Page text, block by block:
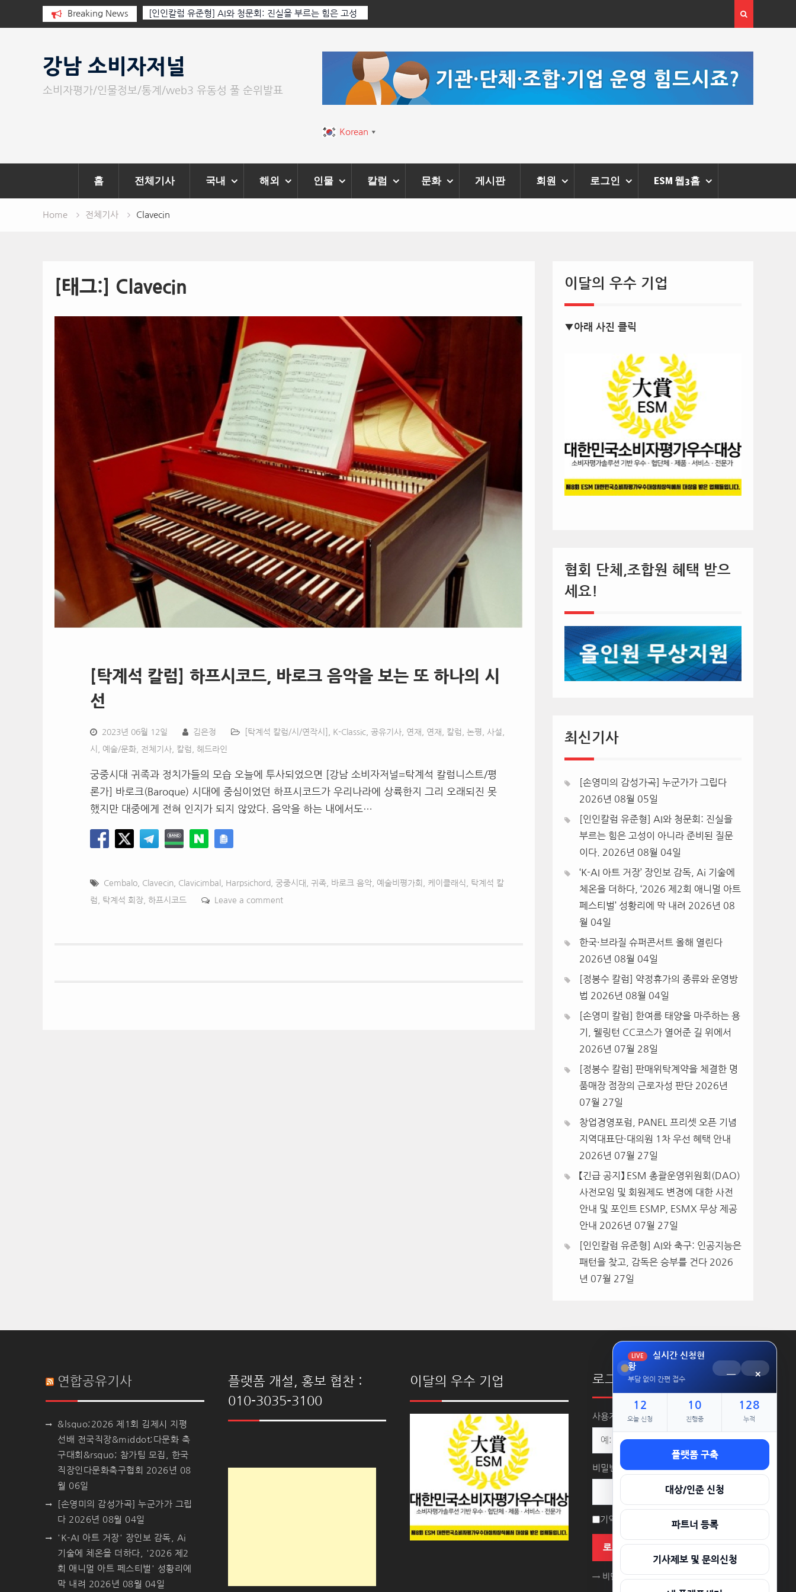
Breaking News
군가가 그립다
[인인칼럼 유준형] AI와 청문회: 진실을 부르는 힘은 고성
이 아니라 준비된 질문이다.
‘2026 제2회 애니멀 아트 페스티벌’ 성황리에 막 내려
강남 소비자저널
소비자평가/인물정보/통계/web3 유동성 풀 순위발표
Korean ▼
홈 전체기사 국내 해외 인물 칼럼 문화 게시판 회원 로그인 ESM 웹3홈
Home 전체기사 Clavecin
[태그:] Clavecin
[탁계석 칼럼] 하프시코드, 바로크 음악을 보는 또 하나의 시
선
2023년 06월 12일 김은정 [탁계석 칼럼/시/연작시] K-Classic 공유기사 연재 연재, 칼럼, 논평, 사설,
시 예술/문화 전체기사 칼럼 헤드라인
궁중시대 귀족과 정치가들의 모습 오늘에 투사되었으면 [강남 소비자저널=탁계석 칼럼니스트/평
론가] 바로크(Baroque) 시대에 중심이었던 하프시코드가 우리나라에 상륙한지 그리 오래되진 못
했지만 대중에게 전혀 인지가 되지 않았다. 음악을 하는 내에서도…
Cembalo Clavecin Clavicimbal Harpsichord 궁중시대 귀족 바로크 음악 예술비평가회 케이클래식 탁계석 칼
럼 탁계석 회장 하프시코드 Leave a comment
이달의 우수 기업
▼아래 사진 클릭
협회 단체,조합원 혜택 받으
세요!
최신기사
[손영미의 감성가곡] 누군가가 그립다
2026년 08월 05일
[인인칼럼 유준형] AI와 청문회: 진실을
부르는 힘은 고성이 아니라 준비된 질문
이다.
2026년 08월 04일
‘K-AI 아트 거장’ 장인보 감독, Ai 기술에
체온을 더하다, ‘2026 제2회 애니멀 아트
페스티벌’ 성황리에 막 내려 2026년 08
월 04일
한국·브라질 슈퍼콘서트 올해 열린다
2026년 08월 04일
[정봉수 칼럼] 약정휴가의 종류와 운영방
법 2026년 08월 04일
[손영미 칼럼] 한여름 태양을 마주하는 용
기, 웰링턴 CC코스가 열어준 길 위에서
2026년 07월 28일
[정봉수 칼럼] 판매위탁계약을 체결한 명
품매장 점장의 근로자성 판단 2026년
07월 27일
창업경영포럼, PANEL 프리셋 오픈 기념
지역대표단·대의원 1차 우선 혜택 안내
2026년 07월 27일
【긴급 공지】 ESM 총괄운영위원회(DAO)
사전모임 및 회원제도 변경에 대한 사전
안내 및 포인트 ESMP, ESMX 무상 제공
안내 2026년 07월 27일
[인인칼럼 유준형] AI와 축구: 인공지능은
패턴을 찾고, 감독은 승부를 건다 2026
년 07월 27일
연합공유기사
&lsquo;2026 제1회 김제시 지평
선배 전국직장&middot;다문화 축
구대회&rsquo; 참가팀 모집, 한국
직장인다문화축구협회 2026년 08
월 06일
[손영미의 감성가곡] 누군가가 그립
다 2026년 08월 04일
'K-AI 아트 거장' 장인보 감독, Ai
기술에 체온을 더하다, '2026 제2
회 애니멀 아트 페스티벌' 성황리에
막 내려 2026년 08월 04일
플랫폼 개설, 홍보 협찬 :
010-3035-3100
이달의 우수 기업 로그인
사용자명 또는 이메일 주소
비밀번호
기억하기
로그인
→ 비밀번호를 잊으셨나요?
LIVE
실시간 신청현
황
부담 없이 간편 접수
─ ×
12
오늘 신청
10
진행중
128
누적
플랫폼 구축
대상/인준 신청
파트너 등록
기사제보 및 문의신청